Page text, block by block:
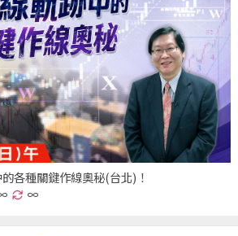
各種關鍵作線奧秘(台北)！
∞